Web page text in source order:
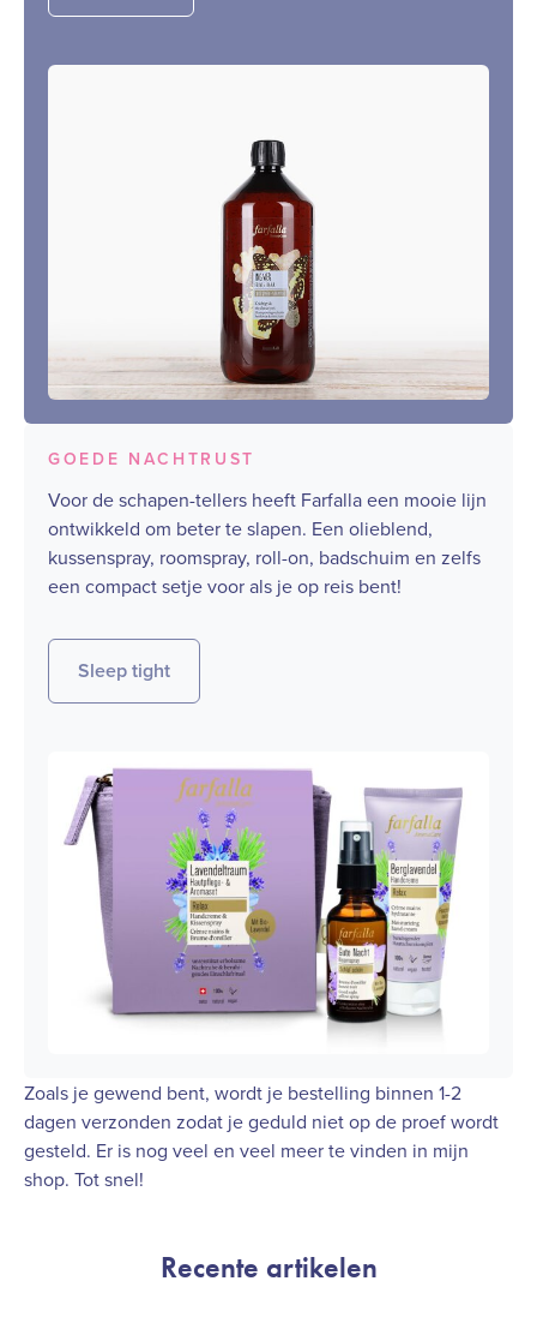
GOEDE NACHTRUST
Voor de schapen-tellers heeft Farfalla een mooie lijn
ontwikkeld om beter te slapen. Een olieblend,
kussenspray, roomspray, roll-on, badschuim en zelfs
een compact setje voor als je op reis bent!
Sleep tight
Zoals je gewend bent, wordt je bestelling binnen 1-2
dagen verzonden zodat je geduld niet op de proef wordt
gesteld. Er is nog veel en veel meer te vinden in mijn
shop. Tot snel!
Recente artikelen